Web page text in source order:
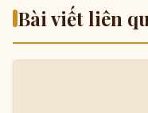
Bài viết liên